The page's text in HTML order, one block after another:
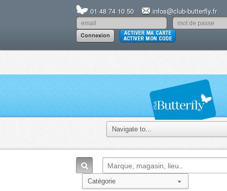
01 48 74 10 50 infos@club-butterfly.fr